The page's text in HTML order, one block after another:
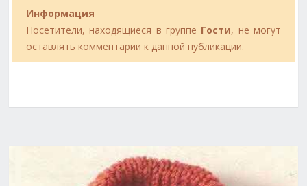
Информация
Посетители, находящиеся в группе Гости, не могут
оставлять комментарии к данной публикации.